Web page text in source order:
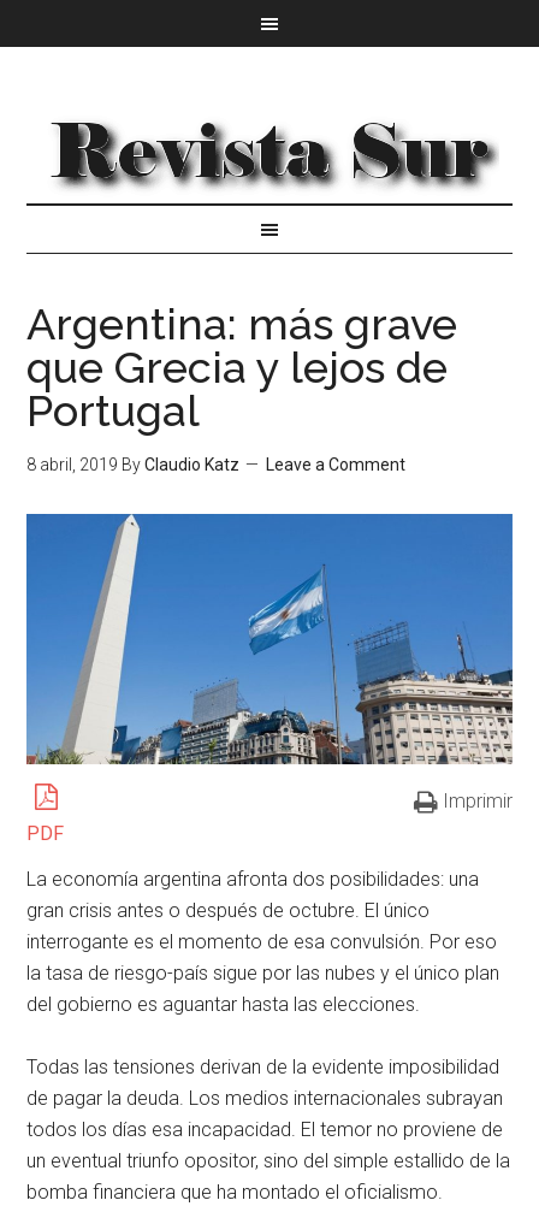
Argentina: más grave
que Grecia y lejos de
Portugal
8 abril, 2019 ByClaudio Katz Leave a Comment
PDF
Imprimir
La economía argentina afronta dos posibilidades: una
gran crisis antes o después de octubre. El único
interrogante es el momento de esa convulsión. Por eso
la tasa de riesgo-país sigue por las nubes y el único plan
del gobierno es aguantar hasta las elecciones.
Todas las tensiones derivan de la evidente imposibilidad
de pagar la deuda. Los medios internacionales subrayan
todos los días esa incapacidad. El temor no proviene de
un eventual triunfo opositor, sino del simple estallido de la
bomba financiera que ha montado el oficialismo.